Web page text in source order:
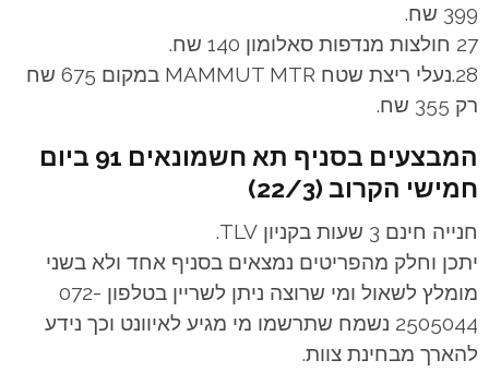
399 שח.
27 חולצות מנדפות סאלומון 140 שח.
28.נעלי ריצת שטח MAMMUT MTR במקום 675 שח
רק 355 שח.
המבצעים בסניף תא חשמונאים 91 ביום
חמישי הקרוב (22/3)
חנייה חינם 3 שעות בקניון TLV.
יתכן וחלק מהפריטים נמצאים בסניף אחד ולא בשני
מומלץ לשאול ומי שרוצה ניתן לשריין בטלפון 072-
2505044 נשמח שתרשמו מי מגיע לאיוונט וכך נידע
להארך מבחינת צוות.